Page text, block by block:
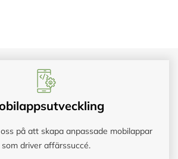
på att skapa anpassade mobilappar
som driver affärssuccé.